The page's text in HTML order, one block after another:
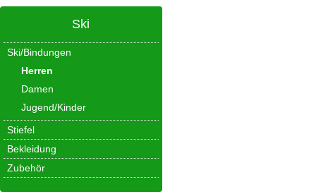
Ski
Ski/Bindungen
Herren
Damen
Jugend/Kinder
Stiefel
Bekleidung
Zubehör